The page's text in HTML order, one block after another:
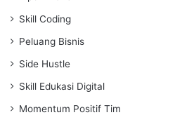
Skill Coding
Peluang Bisnis
Side Hustle
Skill Edukasi Digital
Momentum Positif Tim